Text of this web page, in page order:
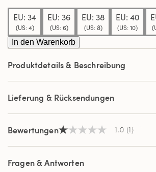
Bewertung.
Read
Review.
Link
auf
Seite.
EU: 34
(US: 4)
EU: 36
(US: 6)
EU: 38
(US: 8)
EU: 40
(US: 10)
In den Warenkorb
Produktdetails & Beschreibung
Lieferung & Rücksendungen
Bewertungen1.0
5
Sternen,
Durchschnittswert
1.0 (1)
Fragen & Antworten